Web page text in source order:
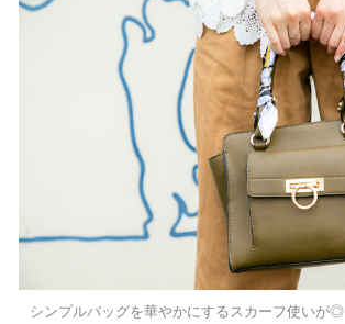
シンプルバッグを華やかにするスカーフ使いが◎